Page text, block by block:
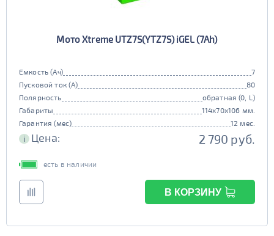
Мото Xtreme UTZ7S(YTZ7S) iGEL (7Ah)
Емкость (Ач)
7
Пусковой ток (А)
80
Полярность
обратная (0, L)
Габариты
114x70x106 мм.
Гарантия (мес)
12 мес.
i Цена: 2 790 руб.
есть в наличии
В КОРЗИНУ